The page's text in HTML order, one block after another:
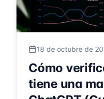
18 de octubre de
Cómo
tiene una